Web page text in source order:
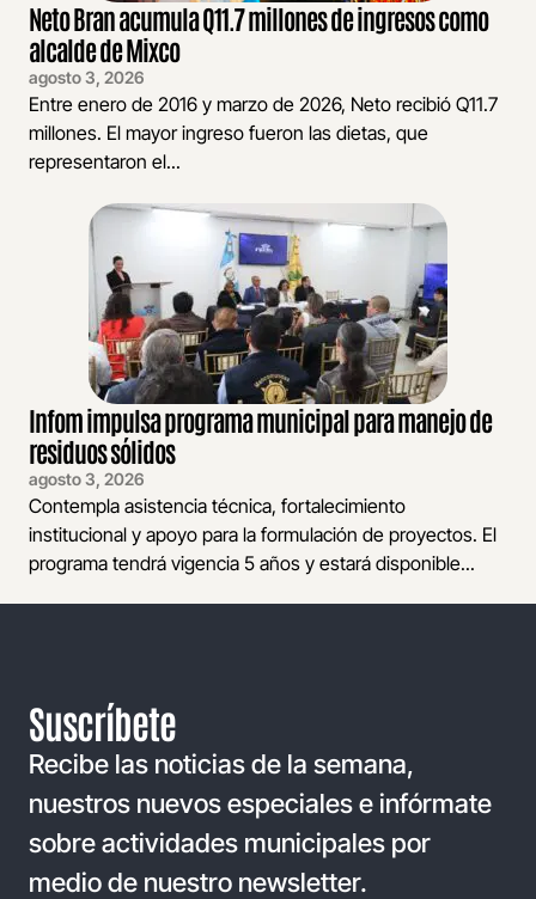
Neto Bran acumula Q11.7 millones de ingresos como
alcalde de Mixco
agosto 3, 2026
Entre enero de 2016 y marzo de 2026, Neto recibió Q11.7
millones. El mayor ingreso fueron las dietas, que
representaron el...
Infom impulsa programa municipal para manejo de
residuos sólidos
agosto 3, 2026
Contempla asistencia técnica, fortalecimiento
institucional y apoyo para la formulación de proyectos. El
programa tendrá vigencia 5 años y estará disponible...
Suscríbete
Recibe las noticias de la semana,
nuestros nuevos especiales e infórmate
sobre actividades municipales por
medio de nuestro newsletter.